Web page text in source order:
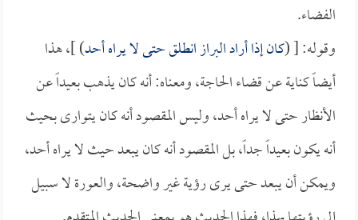
الفضاء.
وقوله: [ (كان إذا أراد البراز انطلق حتى لا يراه أحد) ]، هذا
أيضاً كناية عن قضاء الحاجة، ومعناه: أنه كان يذهب بعيداً عن
الأنظار حتى لا يراه أحد، وليس المقصود أنه كان يتوارى بحيث
أنه يكون بعيداً جداً، بل المقصود أنه كان يبعد حيث لا يراه أحد،
ويمكن أن يبعد حتى يرى رؤية غير واضحة، والعورة لا سبيل